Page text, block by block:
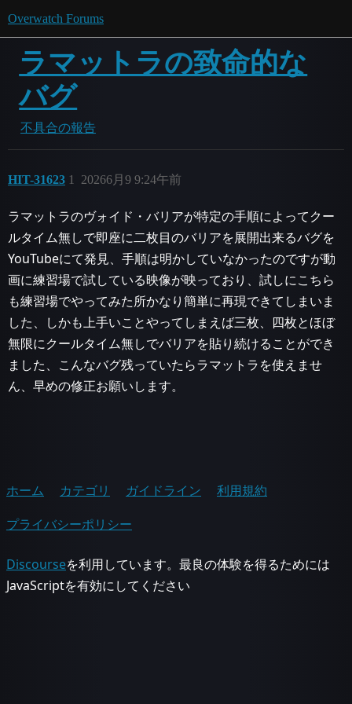
Overwatch Forums
ラマットラの致命的な
バグ
不具合の報告
HIT-31623 20266月9 9:24午前
1
ラマットラのヴォイド・バリアが特定の手順によってクー
ルタイム無しで即座に二枚目のバリアを展開出来るバグを
YouTubeにて発見、手順は明かしていなかったのですが動
画に練習場で試している映像が映っており、試しにこちら
も練習場でやってみた所かなり簡単に再現できてしまいま
した、しかも上手いことやってしまえば三枚、四枚とほぼ
無限にクールタイム無しでバリアを貼り続けることができ
ました、こんなバグ残っていたらラマットラを使えませ
ん、早めの修正お願いします。
ホーム カテゴリ ガイドライン
利用規約
プライバシーポリシー
Discourseを利用しています。最良の体験を得るためには
JavaScriptを有効にしてください